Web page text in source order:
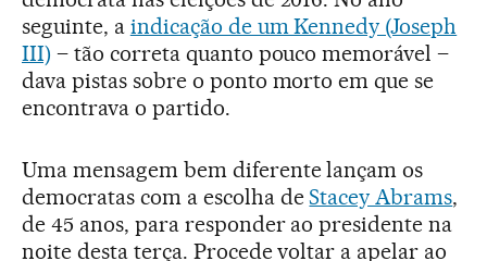
seguinte, a indicação de um Kennedy (Joseph
III) – tão correta quanto pouco memorável –
dava pistas sobre o ponto morto em que se
encontrava o partido.
Uma mensagem bem diferente lançam os
democratas com a escolha deStacey Abrams,
de 45 anos, para responder ao presidente na
noite desta terça. Procede voltar a apelar ao